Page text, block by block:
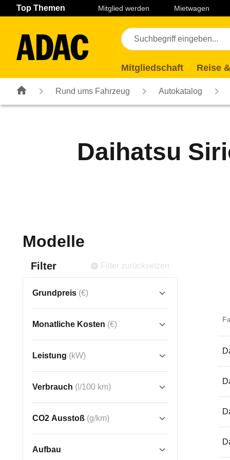
Navigation Seiteninhalt Fußzeile
Top Themen Mitglied werden Mietwagen
Mitgliedschaft Reise
Rund ums Fahrzeug Autokatalog
Daihatsu
Modelle
Filter Filter zurücksetzen
Grundpreis (€)
Monatliche Kosten (€)
Leistung (kW)
Verbrauch (l/100 km)
CO2 Ausstoß (g/km)
Aufbau